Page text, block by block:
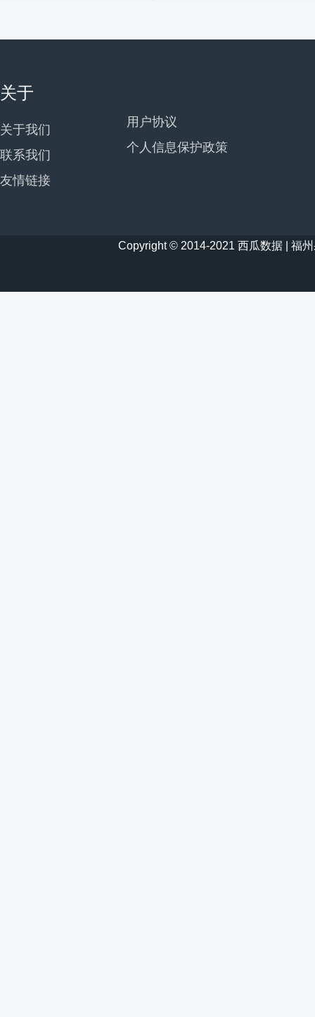
关于
关于我们
联系我们
友情链接
用户协议
个人信息保护政策
Copyright © 2014-2021 西瓜数据 | 福